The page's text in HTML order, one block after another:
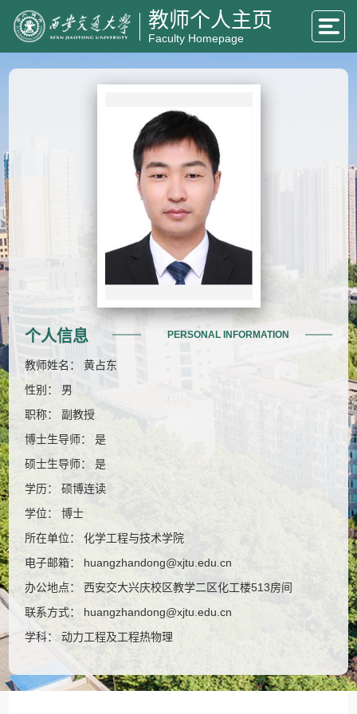
教师个人主页
Faculty Homepage
个人信息 PERSONAL INFORMATION
教师姓名： 黄占东
性别： 男
职称： 副教授
博士生导师： 是
硕士生导师： 是
学历： 硕博连读
学位： 博士
所在单位： 化学工程与技术学院
电子邮箱： huangzhandong@xjtu.edu.cn
办公地点： 西安交大兴庆校区教学二区化工楼513房间
联系方式： huangzhandong@xjtu.edu.cn
学科： 动力工程及工程热物理